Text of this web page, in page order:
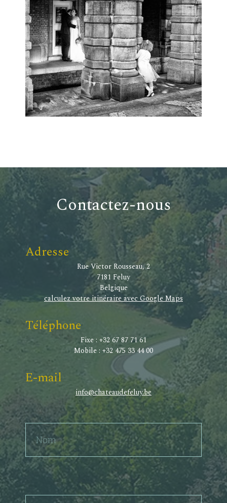
Contactez-nous
Adresse
Rue Victor Rousseau, 2
7181 Feluy
Belgique
calculez votre itinéraire avec Google Maps
Téléphone
Fixe : +32 67 87 71 61
Mobile : +32 475 33 44 00
E-mail
info@chateaudefeluy.be